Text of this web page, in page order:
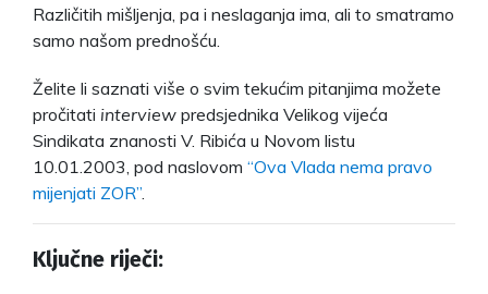
Različitih mišljenja, pa i neslaganja ima, ali to smatramo
samo našom prednošću.
Želite li saznati više o svim tekućim pitanjima možete
pročitati interview predsjednika Velikog vijeća
Sindikata znanosti V. Ribića u Novom listu
10.01.2003, pod naslovom “Ova Vlada nema pravo
mijenjati ZOR”
Ključne riječi: